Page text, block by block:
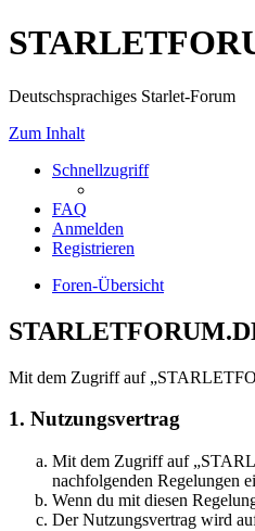
Deutschsprachiges Starlet-Forum
Zum Inhalt
Schnellzugriff
FAQ
Anmelden
Registrieren
Foren-Übersicht
Mit dem Zugriff auf
1. Nutzungsvertrag
Mit dem Zugriff auf
nachfolgenden Regelungen
Wenn du mit diesen
Der Nutzungsvertrag wird